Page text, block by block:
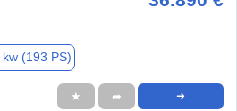
kw (193 PS)
★ ➦ ➜